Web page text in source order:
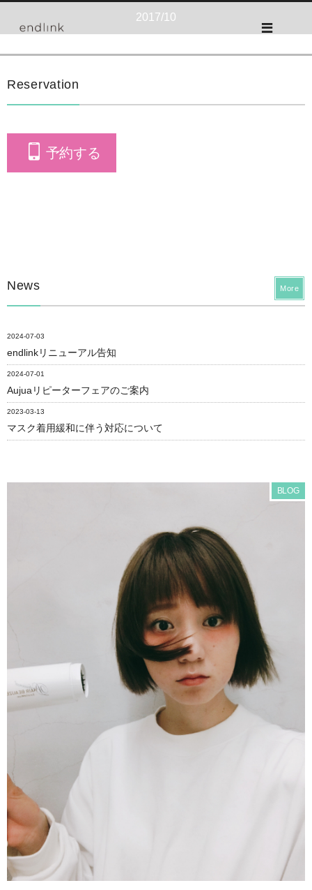
2017/10
Reservation
予約する
News
2024-07-03
endlinkリニューアル告知
2024-07-01
Aujuaリピーターフェアのご案内
2023-03-13
マスク着用緩和に伴う対応について
More
BLOG